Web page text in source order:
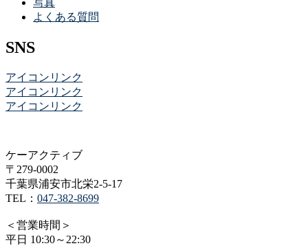
写真
よくある質問
SNS
アイコンリンク
アイコンリンク
アイコンリンク
ケーアクティブ
〒279-0002
千葉県浦安市北栄2-5-17
TEL： 047-382-8699
＜営業時間＞
平日 10:30～22:30